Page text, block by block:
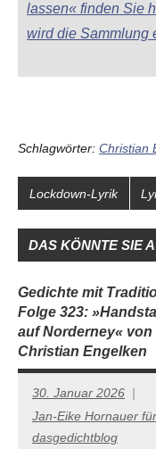
lassen« finden Sie
wird die Sammlung
Schlagwörter: Christian
Lockdown-Lyrik
DAS KÖNNTE SIE
Gedichte mit
Folge 323:
auf Norderney« von
Christian Engelken
30. Januar 2026
Jan-Eike Hornauer für
dasgedichtblog